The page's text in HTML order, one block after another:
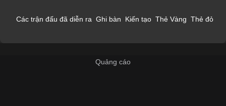
Các trận đấu đã diễn ra Ghi bàn Kiến tạo Thẻ Vàng Thẻ đỏ